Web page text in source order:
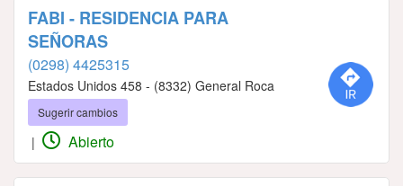
FABI - RESIDENCIA PARA
SEÑORAS
(0298) 4425315
Estados Unidos 458 - (8332) General Roca
Sugerir cambios
| Abierto